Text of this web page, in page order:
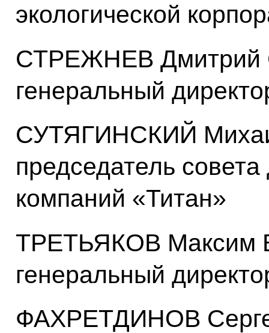
экологической
СТРЕЖНЕВ Дмитрий
генеральный
СУТЯГИНСКИЙ
председатель
компаний «Титан»
ТРЕТЬЯКОВ Максим
генеральный
ФАХРЕТДИНОВ